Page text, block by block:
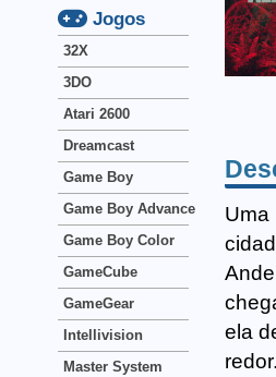
ela
redor.
Jogos
32X
3DO
Atari 2600
Dreamcast
Game Boy
Game Boy Advance
Game Boy Color
GameCube
GameGear
Intellivision
Master System